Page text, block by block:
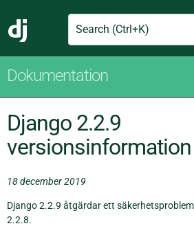
Django
Search
Dokumentation
Django 2.2.9
versionsinformation
18 december 2019
Django 2.2.9 åtgärdar ett
2.2.8.